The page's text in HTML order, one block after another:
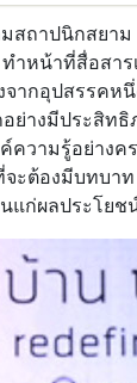
ถาปนิกสยาม
หน้าที่สื่อสาร
ากอุปสรรค
อย่างมีประสิ
วามรู้อย่างค
ะต้องมีบทบา
ก่ผลประโยช